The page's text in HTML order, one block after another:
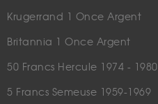
Krugerrand 1 Once Argent
Britannia 1 Once Argent
50 Francs Hercule 1974 - 1980
5 Francs Semeuse 1959-1969